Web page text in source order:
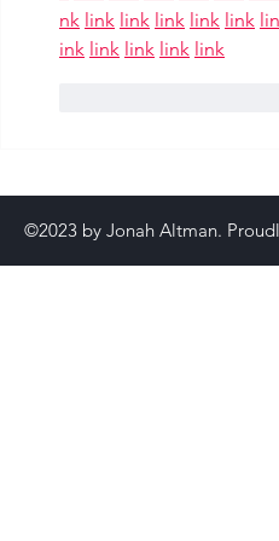
nk link link link link link
ink link link link link
©2023 by Jonah Altman.